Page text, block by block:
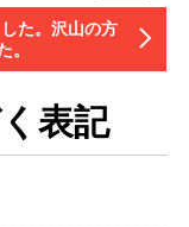
た。沢山の方
。
表記